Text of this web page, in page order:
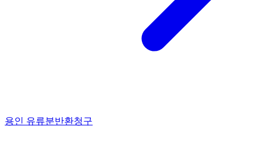
용인 유류분반환청구